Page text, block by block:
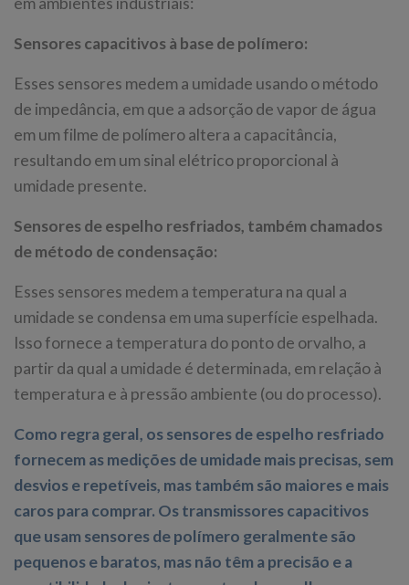
Sensores capacitivos à base de polímero:
Esses sensores medem a umidade usando o método
de impedância, em que a adsorção de vapor de água
em um filme de polímero altera a capacitância,
resultando em um sinal elétrico proporcional à
umidade presente.
Sensores de espelho resfriados, também chamados
de método de condensação:
Esses sensores medem a temperatura na qual a
umidade se condensa em uma superfície espelhada.
Isso fornece a temperatura do ponto de orvalho, a
partir da qual a umidade é determinada, em relação à
temperatura e à pressão ambiente (ou do processo).
Como regra geral, os sensores de espelho resfriado
fornecem as medições de umidade mais precisas, sem
desvios e repetíveis, mas também são maiores e mais
caros para comprar. Os transmissores capacitivos
que usam sensores de polímero geralmente são
pequenos e baratos, mas não têm a precisão e a